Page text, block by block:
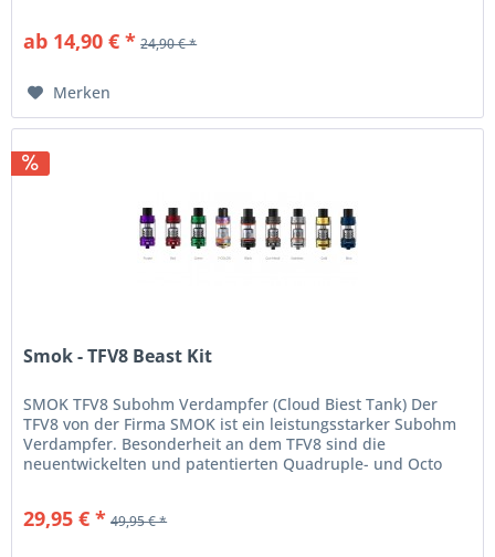
ab 14,90 € * 24,90 € *
Merken
Smok - TFV8 Beast Kit
SMOK TFV8 Subohm Verdampfer (Cloud Biest Tank) Der
TFV8 von der Firma SMOK ist ein leistungsstarker Subohm
Verdampfer. Besonderheit an dem TFV8 sind die
neuentwickelten und patentierten Quadruple- und Octo
29,95 € * 49,95 € *